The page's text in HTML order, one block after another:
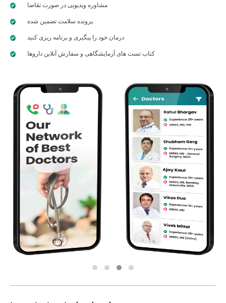
مشاوره ویدیویی در صورت تقاضا
پرونده سلامت تضمین شده
درمان خود را پیگیری و برنامه ریزی کنید
کتاب تست های آزمایشگاهی و سفارش آنلاین داروها